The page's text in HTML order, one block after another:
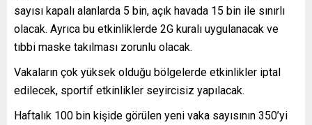
sayısı kapalı alanlarda 5 bin, açık havada 15 bin ile sınırlı
olacak. Ayrıca bu etkinliklerde 2G kuralı uygulanacak ve
tıbbi maske takılması zorunlu olacak.
Vakaların çok yüksek olduğu bölgelerde etkinlikler iptal
edilecek, sportif etkinlikler seyircisiz yapılacak.
Haftalık 100 bin kişide görülen yeni vaka sayısının 350’yi